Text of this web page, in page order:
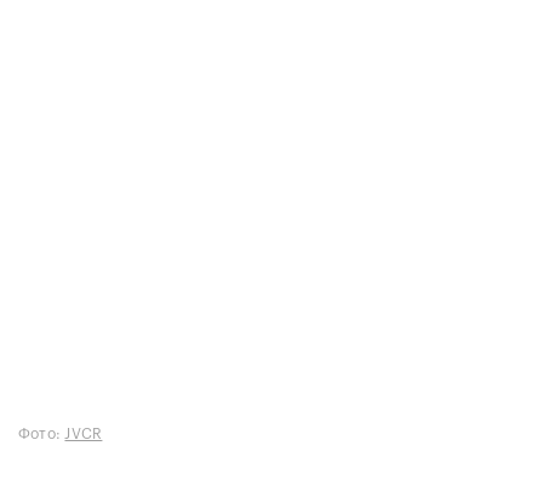
Фото: JVCR